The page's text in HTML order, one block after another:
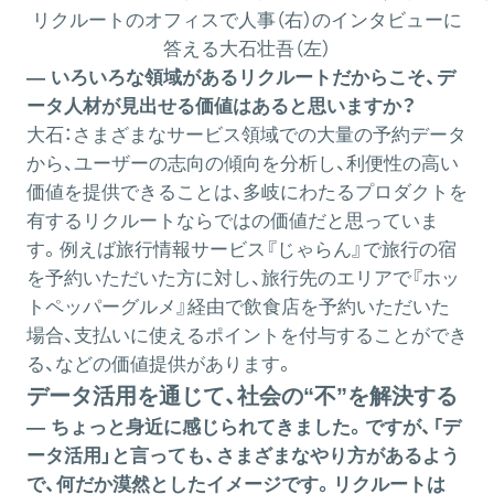
リクルートのオフィスで人事（右）のインタビューに
答える大石壮吾（左）
― いろいろな領域があるリクルートだからこそ、デ
ータ人材が見出せる価値はあると思いますか？
大石： さまざまなサービス領域での大量の予約データ
から、ユーザーの志向の傾向を分析し、利便性の高い
価値を提供できることは、多岐にわたるプロダクトを
有するリクルートならではの価値だと思っていま
す。例えば旅行情報サービス『じゃらん』で旅行の宿
を予約いただいた方に対し、旅行先のエリアで『ホッ
トペッパーグルメ』経由で飲食店を予約いただいた
場合、支払いに使えるポイントを付与することができ
る、などの価値提供があります。
データ活用を通じて、社会の“不”を解決する
― ちょっと身近に感じられてきました。ですが、「デ
ータ活用」と言っても、さまざまなやり方があるよう
で、何だか漠然としたイメージです。リクルートは